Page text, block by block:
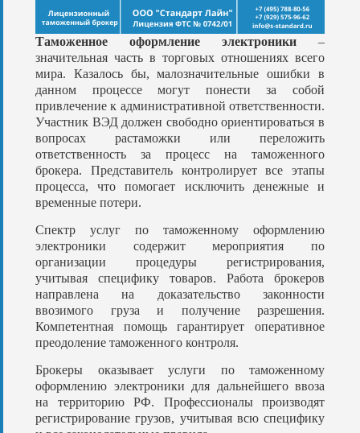
Таможенное оформление электроники –
значительная часть в торговых отношениях всего
мира. Казалось бы, малозначительные ошибки в
данном процессе могут понести за собой
привлечение к административной ответственности.
Участник ВЭД должен свободно ориентироваться в
вопросах растаможки или переложить
ответственность за процесс на таможенного
брокера. Представитель контролирует все этапы
процесса, что помогает исключить денежные и
временные потери.
Спектр услуг по таможенному оформлению
электроники содержит мероприятия по
организации процедуры регистрирования,
учитывая специфику товаров. Работа брокеров
направлена на доказательство законности
ввозимого груза и получение разрешения.
Компетентная помощь гарантирует оперативное
преодоление таможенного контроля.
Брокеры оказывает услуги по таможенному
оформлению электроники для дальнейшего ввоза
на территорию РФ. Профессионалы производят
регистрирование грузов, учитывая всю специфику